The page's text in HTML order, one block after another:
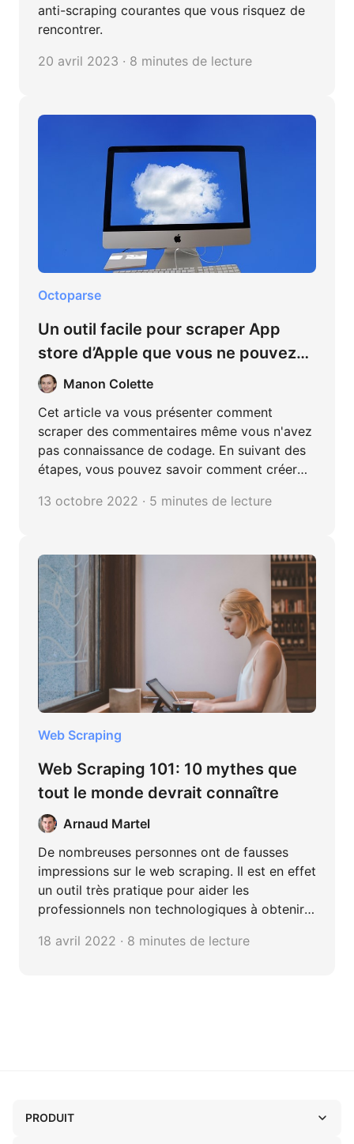
anti-scraping courantes que vous risquez de
rencontrer.
20 avril 2023 · 8 minutes de lecture
Octoparse
Un outil facile pour scraper App
store d’Apple que vous ne pouvez
pas manquer
Manon Colette
Cet article va vous présenter comment
scraper des commentaires même vous n'avez
pas connaissance de codage. En suivant des
étapes, vous pouvez savoir comment créer
Excel, csv ou autre format.
13 octobre 2022 · 5 minutes de lecture
Web Scraping
Web Scraping 101: 10 mythes que
tout le monde devrait connaître
Arnaud Martel
De nombreuses personnes ont de fausses
impressions sur le web scraping. Il est en effet
un outil très pratique pour aider les
professionnels non technologiques à obtenir
puissant, mais pas tout-puissant. Il y aussi de
18 avril 2022 · 8 minutes de lecture
PRODUIT